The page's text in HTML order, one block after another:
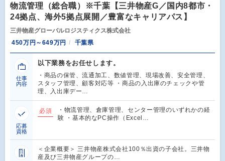
物流管理（総合職）※千葉【三井物産G／国内8都市・
24拠点、海外5拠点展開／豊富なキャリアパス】
三井物産グローバルロジスティクス株式会社
450万円～649万円
千葉県
仕事
内容
以下業務をお任せします。
・商品の保管、流通加工、数値管理、現場改善、安全管理、
スタッフ管理、顧客対応等 ・商品の入出庫のチェックや管
理、入出庫デー…
応募
資格
必須
・物流管理、倉庫管理、センター管理のいずれかの経
験 ・基本的なPC操作（Excel…
＜企業概要＞ 三井物産株式会社100％出資の子会社。三井物
産及び三井物産グループの…